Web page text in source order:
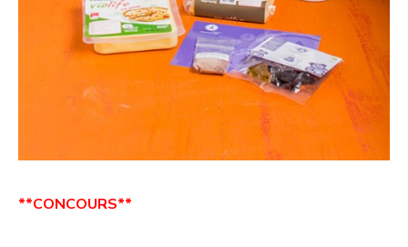
**CONCOURS**